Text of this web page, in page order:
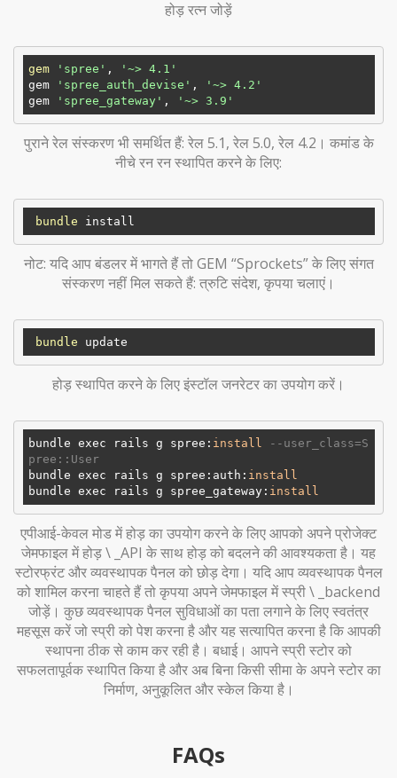
होड़ रत्न जोड़ें
gem 'spree' ,
'~> 4.1'
gem
'spree_auth_devise' ,
'~> 4.2'
gem
'spree_gateway' , '~> 3.9'
पुराने रेल संस्करण भी समर्थित हैं: रेल 5.1, रेल 5.0, रेल 4.2। कमांड के
नीचे रन रन स्थापित करने के लिए:
bundle
नोट: यदि आप बंडलर में भागते हैं तो GEM “Sprockets” के लिए संगत
संस्करण नहीं मिल सकते हैं: त्रुटि संदेश, कृपया चलाएं।
bundle
होड़ स्थापित करने के लिए इंस्टॉल जनरेटर का उपयोग करें।
bundle exec rails g spree: install
--user_class=S
pree::User
bundle exec rails g spree:auth: install
bundle exec rails g spree_gateway: install
एपीआई-केवल मोड में होड़ का उपयोग करने के लिए आपको अपने प्रोजेक्ट
जेमफाइल में होड़ \ _API के साथ होड़ को बदलने की आवश्यकता है। यह
स्टोरफ्रंट और व्यवस्थापक पैनल को छोड़ देगा। यदि आप व्यवस्थापक पैनल
को शामिल करना चाहते हैं तो कृपया अपने जेमफाइल में स्प्री \ _backend
जोड़ें। कुछ व्यवस्थापक पैनल सुविधाओं का पता लगाने के लिए स्वतंत्र
महसूस करें जो स्प्री को पेश करना है और यह सत्यापित करना है कि आपकी
स्थापना ठीक से काम कर रही है। बधाई। आपने स्प्री स्टोर को
सफलतापूर्वक स्थापित किया है और अब बिना किसी सीमा के अपने स्टोर का
निर्माण, अनुकूलित और स्केल किया है।
FAQs